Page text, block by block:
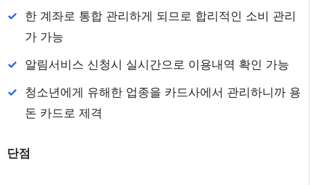
한 계좌로 통합 관리하게 되므로 합리적인 소비 관리
가 가능
알림서비스 신청시 실시간으로 이용내역 확인 가능
청소년에게 유해한 업종을 카드사에서 관리하니까 용
돈 카드로 제격
단점